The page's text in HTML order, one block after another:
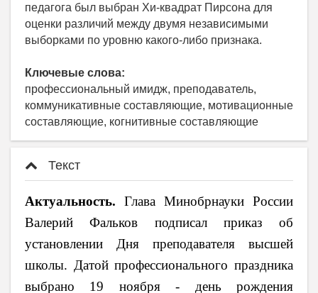
педагога был выбран Хи-квадрат Пирсона для
оценки различий между двумя независимыми
выборками по уровню какого-либо признака.
Ключевые слова:
профессиональный имидж, преподаватель,
коммуникативные составляющие, мотивационные
составляющие, когнитивные составляющие
Текст
Актуальность. Глава Минобрнауки России
Валерий Фальков подписал приказ об
установлении Дня преподавателя высшей
школы. Датой профессионального праздника
выбрано 19 ноября - день рождения